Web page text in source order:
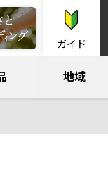
ガイド
地域